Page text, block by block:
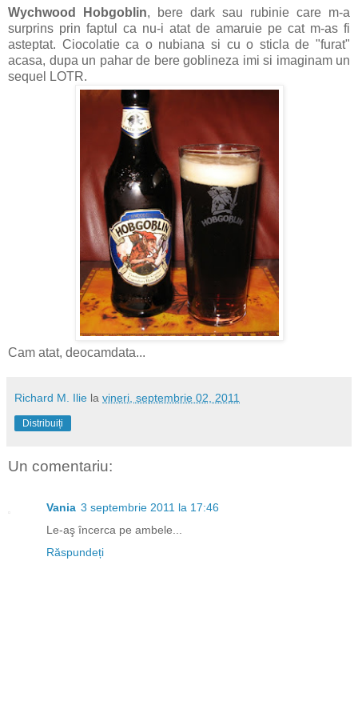
Wychwood Hobgoblin, bere dark sau rubinie care m-a
surprins prin faptul ca nu-i atat de amaruie pe cat m-as fi
asteptat. Ciocolatie ca o nubiana si cu o sticla de "furat"
acasa, dupa un pahar de bere goblineza imi si imaginam un
sequel LOTR.
Cam atat, deocamdata...
Richard M. Ilie la vineri, septembrie 02, 2011
Distribuiți
Un comentariu:
Vania 3 septembrie 2011 la 17:46
Le-aş încerca pe ambele...
Răspundeți